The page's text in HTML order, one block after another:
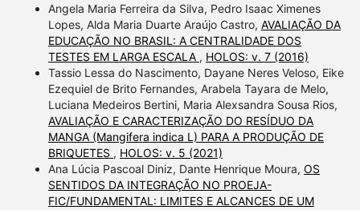
Angela Maria Ferreira da Silva, Pedro Isaac Ximenes
Lopes, Alda Maria Duarte Araújo Castro, AVALIAÇÃO DA
EDUCAÇÃO NO BRASIL: A CENTRALIDADE DOS
TESTES EM LARGA ESCALA , HOLOS: v. 7 (2016)
Tassio Lessa do Nascimento, Dayane Neres Veloso, Eike
Ezequiel de Brito Fernandes, Arabela Tayara de Melo,
Luciana Medeiros Bertini, Maria Alexsandra Sousa Rios,
AVALIAÇÃO E CARACTERIZAÇÃO DO RESÍDUO DA
MANGA (Mangifera indica L) PARA A PRODUÇÃO DE
BRIQUETES , HOLOS: v. 5 (2021)
Ana Lúcia Pascoal Diniz, Dante Henrique Moura, OS
SENTIDOS DA INTEGRAÇÃO NO PROEJA-
FIC/FUNDAMENTAL: LIMITES E ALCANCES DE UM